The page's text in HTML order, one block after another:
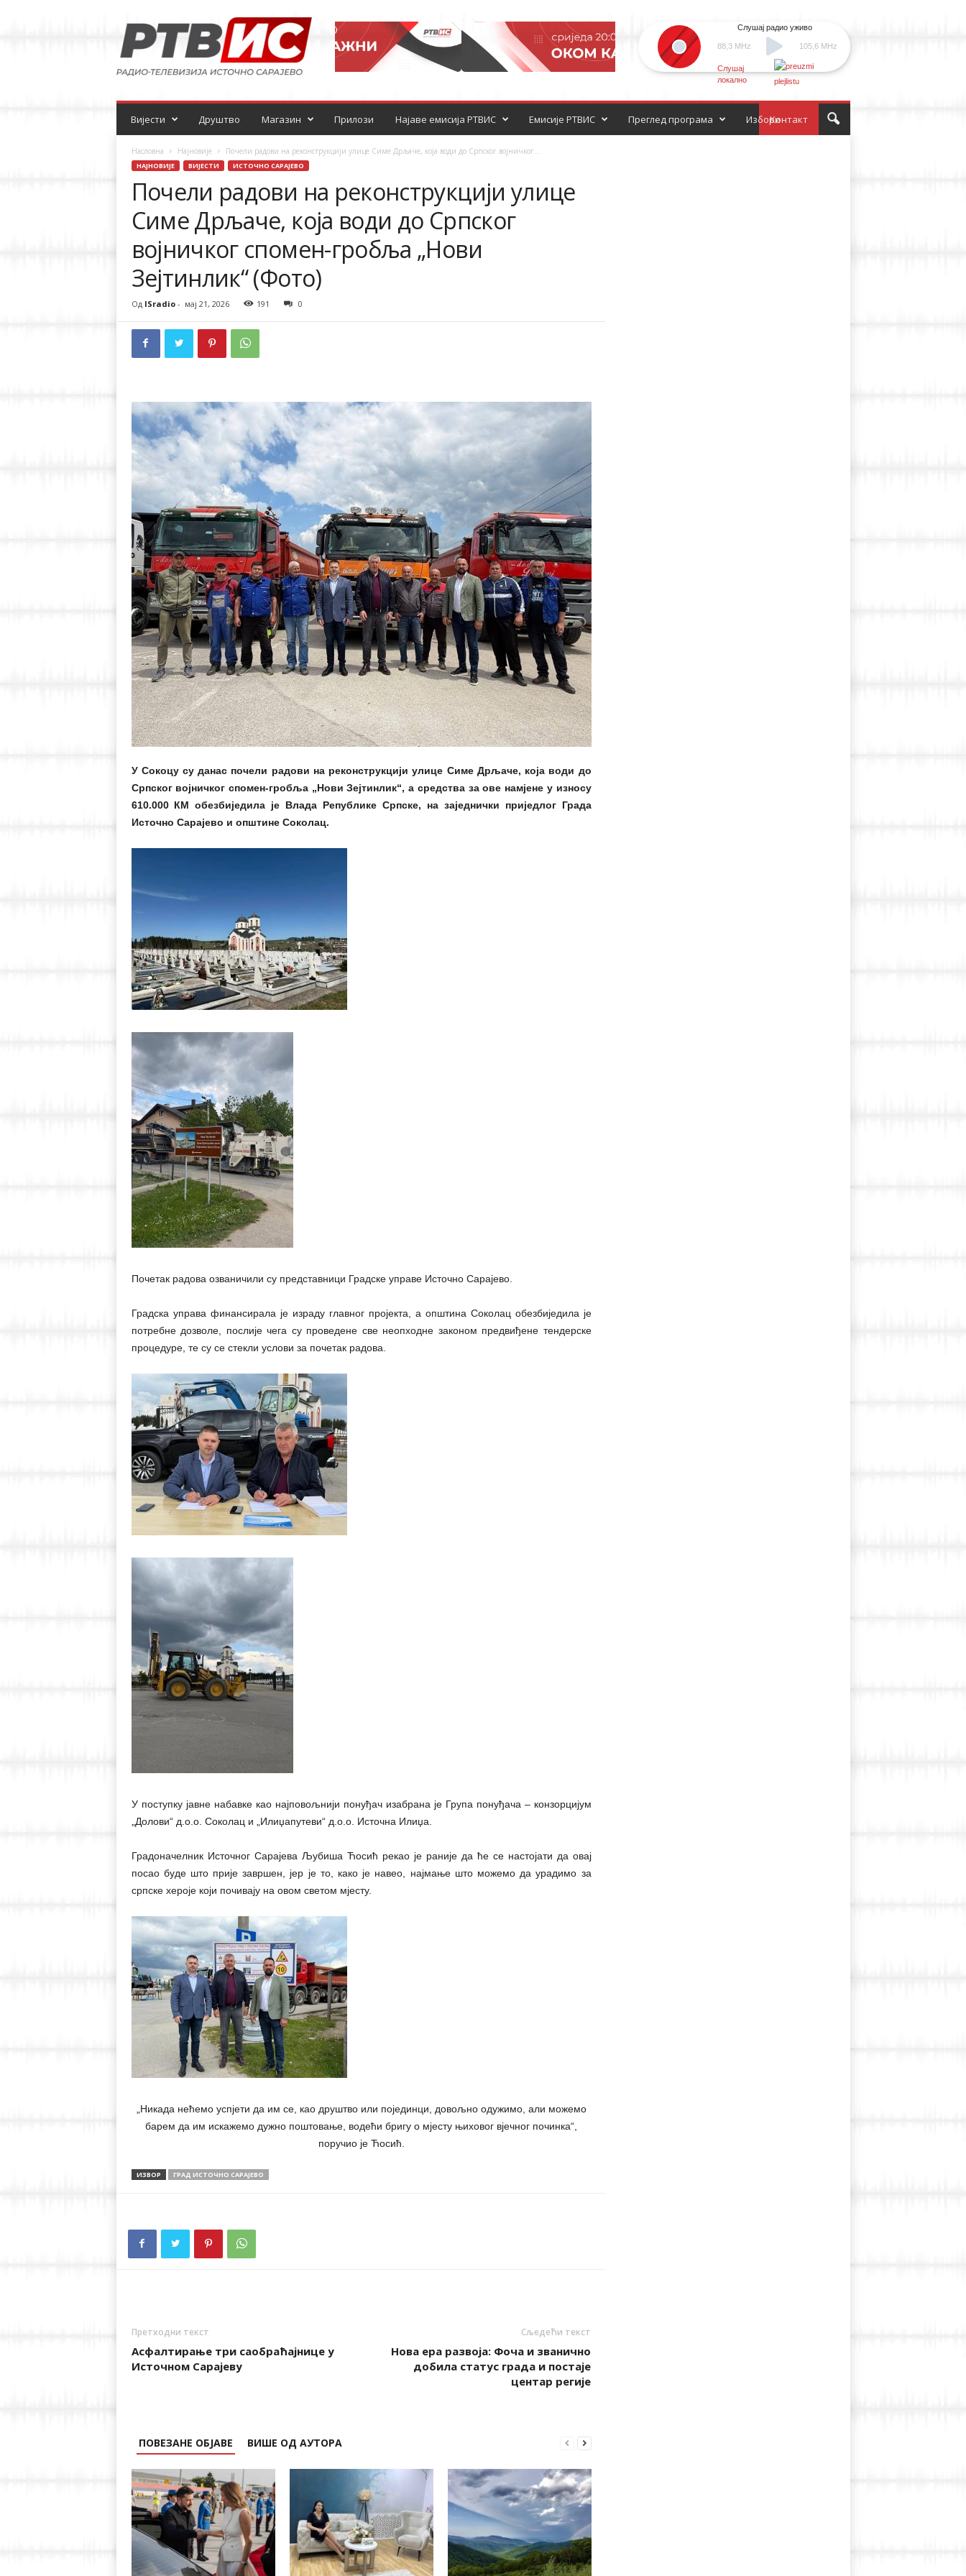
и
о
т
л
88,3 MHz
Слушај радио уживо
105,6 MHz
Слушај
локално
Вијести Друштво Магазин Прилози Најаве емисија РТВИС Емисије РТВИС Контакт
Преглед програма Избори
Насловна Најновије Почели радови на реконструкцији улице Симе Дрљаче, која води до Српског војничког...
НАЈНОВИЈЕ ВИЈЕСТИ ИСТОЧНО САРАЈЕВО
Почели радови на реконструкцији улице
Симе Дрљаче, која води до Српског
војничког спомен-гробља „Нови
Зејтинлик“ (Фото)
Од ISradio- мај 21, 2026 191 0
У Сокоцу су данас почели радови на реконструкцији улице Симе Дрљаче, која води до
Српског војничког спомен-гробља „Нови Зејтинлик“, а средства за ове намјене у износу
610.000 КМ обезбиједила је Влада Републике Српске, на заједнички приједлог Града
Источно Сарајево и општине Соколац.
Почетак радова озваничили су представници Градске управе Источно Сарајево.
Градска управа финансирала је израду главног пројекта, а општина Соколац обезбиједила је
потребне дозволе, послије чега су проведене све неопходне законом предвиђене тендерске
процедуре, те су се стекли услови за почетак радова.
У поступку јавне набавке као најповољнији понуђач изабрана је Група понуђача – конзорцијум
„Долови“ д.о.о. Соколац и „Илиџапутеви“ д.о.о. Источна Илиџа.
Градоначелник Источног Сарајева Љубиша Ћосић рекао је раније да ће се настојати да овај
посао буде што прије завршен, јер је то, како је навео, најмање што можемо да урадимо за
српске хероје који почивају на овом светом мјесту.
„Никада нећемо успјети да им се, као друштво или појединци, довољно одужимо, али можемо
барем да им искажемо дужно поштовање, водећи бригу о мјесту њиховог вјечног починка“,
поручио је Ћосић.
ИЗВОР ГРАД ИСТОЧНО САРАЈЕВО
Претходни текст
Асфалтирање три саобраћајнице у
Источном Сарајеву
Сљедећи текст
Нова ера развоја: Фоча и званично
добила статус града и постаје
центар регије
ПОВЕЗАНЕ ОБЈАВЕ ВИШЕ ОД АУТОРА